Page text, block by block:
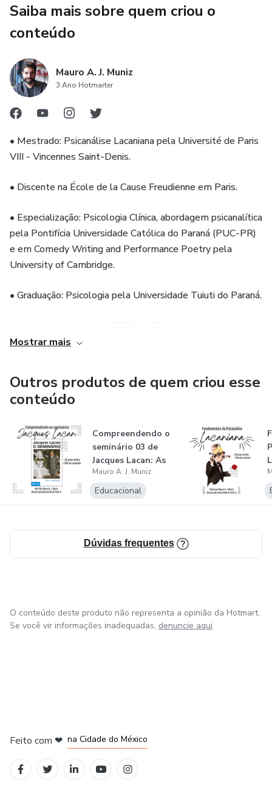
Saiba mais sobre quem criou o
conteúdo
Mauro A. J. Muniz
3 Ano Hotmarter
• Mestrado: Psicanálise Lacaniana pela Université de Paris
VIII - Vincennes Saint-Denis.
• Discente na École de la Cause Freudienne em Paris.
• Especialização: Psicologia Clínica, abordagem psicanalítica
pela Pontifícia Universidade Católica do Paraná (PUC-PR)
e em Comedy Writing and Performance Poetry pela
University of Cambridge.
• Graduação: Psicologia pela Universidade Tuiuti do Paraná.
Tuiuti do Paraná e Centro Médico Vida em Curitiba e no
• LinkedIn: https://www.linkedin.com/in/mauro-
Mostrar mais
Outros produtos de quem criou esse
conteúdo
Compreendendo o
seminário 03 de
Jacques Lacan: As
psicoses
Mauro A. J. Muniz
Educacional
Dúvidas frequentes
O conteúdo deste produto não representa a opinião da Hotmart.
Se você vir informações inadequadas, denuncie aqui
Feito com ❤ na Cidade do México